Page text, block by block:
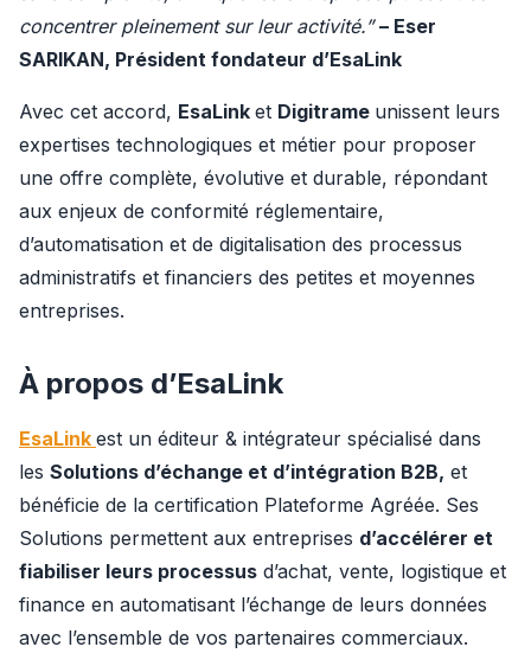
concentrer pleinement sur leur activité.” – Eser
SARIKAN, Président fondateur d’EsaLink
Avec cet accord, EsaLink et Digitrame unissent leurs
expertises technologiques et métier pour proposer
une offre complète, évolutive et durable, répondant
aux enjeux de conformité réglementaire,
d’automatisation et de digitalisation des processus
administratifs et financiers des petites et moyennes
entreprises.
À propos d’EsaLink
EsaLink est un éditeur & intégrateur spécialisé dans
les ​ Solutions d’échange et d’intégration B2B, et
bénéficie de la certification Plateforme Agréée. Ses
Solutions permettent aux entreprises d’accélérer et
fiabiliser leurs processus d’achat, vente, logistique et
finance en automatisant l’échange de leurs données
avec l’ensemble de vos partenaires commerciaux.